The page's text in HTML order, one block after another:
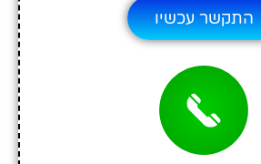
התקשר עכשיו